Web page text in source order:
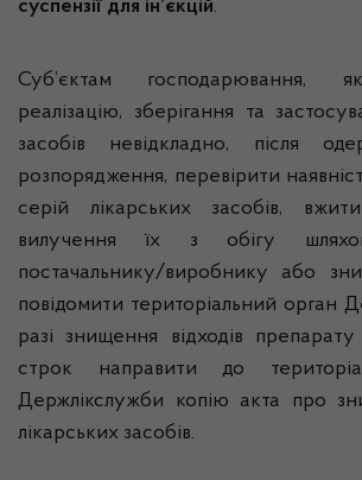
суспензії для ін’єкцій.
Суб’єктам господарювання,
реалізацію, зберігання та
засобів невідкладно, після
розпорядження, перевірити
серій лікарських засобів,
вилучення їх з обігу
постачальнику/виробнику або
повідомити територіальний орган
разі знищення відходів
строк направити до
Держлікслужби копію акта про
лікарських засобів.